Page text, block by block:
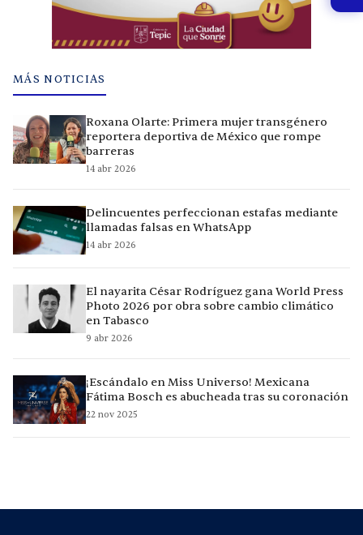
MÁS NOTICIAS
Roxana Olarte: Primera mujer transgénero
reportera deportiva de México que rompe
barreras
14 abr 2026
Delincuentes perfeccionan estafas mediante
llamadas falsas en WhatsApp
14 abr 2026
El nayarita César Rodríguez gana World Press
Photo 2026 por obra sobre cambio climático
en Tabasco
9 abr 2026
¡Escándalo en Miss Universo! Mexicana
Fátima Bosch es abucheada tras su coronación
22 nov 2025